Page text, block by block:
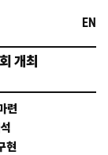
EN
개최
련
현